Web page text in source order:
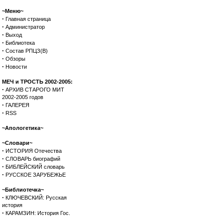
~Меню~
· Главная страница
· Администратор
· Выход
· Библиотека
· Состав РПЦЗ(В)
· Обзоры
· Новости
МЕЧ и ТРОСТЬ 2002-2005:
· АРХИВ СТАРОГО МИТ
2002-2005 годов
· ГАЛЕРЕЯ
· RSS
~Апологетика~
~Словари~
· ИСТОРИЯ Отечества
· СЛОВАРЬ биографий
· БИБЛЕЙСКИЙ словарь
· РУССКОЕ ЗАРУБЕЖЬЕ
~Библиотечка~
· КЛЮЧЕВСКИЙ: Русская
история
· КАРАМЗИН: История Гос.